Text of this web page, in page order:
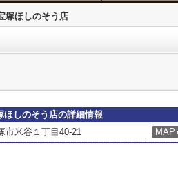
塚ほしのそう店
ほしのそう店の詳細情報
市米谷１丁目40-21 MAP